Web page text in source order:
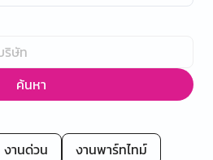
ค้นหา
งานด่วน
งานพาร์ทไทม์